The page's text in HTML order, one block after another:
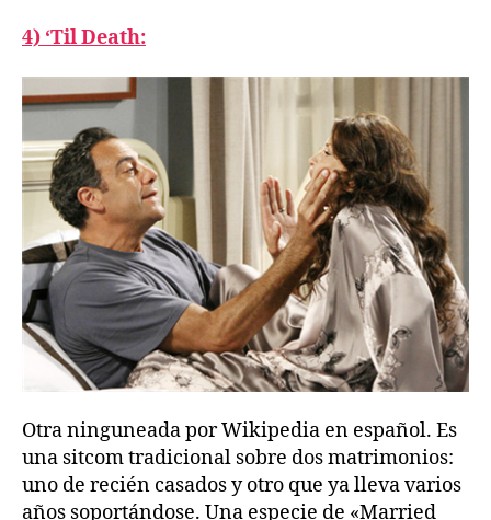
4) ‘Til Death:
Otra ninguneada por Wikipedia en español. Es
una sitcom tradicional sobre dos matrimonios:
uno de recién casados y otro que ya lleva varios
años soportándose. Una especie de «Married